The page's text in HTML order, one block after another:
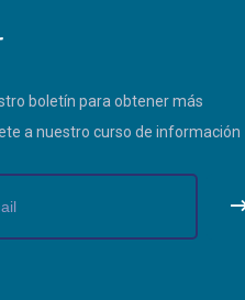
boletín para obtener más
a nuestro curso de información